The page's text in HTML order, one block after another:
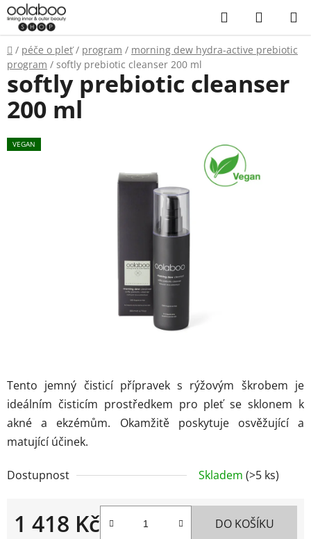
Přejít
na
obsah
Hledat
KOŠÍK
Domů
/ péče o pleť / program / morning dew hydra-active prebiotic
program / softly prebiotic cleanser 200 ml
Tento jemný čisticí přípravek s rýžovým škrobem je
ideálním čisticím prostředkem pro pleť se sklonem k
akné a ekzémům. Okamžitě poskytuje osvěžující a
matující účinek.
Dostupnost Skladem (>5 ks)
1 418 Kč DO KOŠÍKU
softly prebiotic cleanser
200 ml
VEGAN